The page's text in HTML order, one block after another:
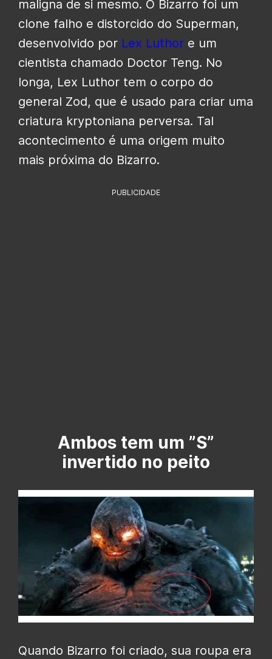
maligna de si mesmo. O Bizarro foi um
clone falho e distorcido do Superman,
desenvolvido por Lex Luthor e um
cientista chamado Doctor Teng. No
longa, Lex Luthor tem o corpo do
general Zod, que é usado para criar uma
criatura kryptoniana perversa. Tal
acontecimento é uma origem muito
mais próxima do Bizarro.
PUBLICIDADE
Ambos tem um ”S”
invertido no peito
Quando Bizarro foi criado, sua roupa era